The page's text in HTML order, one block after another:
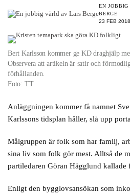
EN
BERGE
23 FEB
Bert Karlsson kommer ge KD draghjälp
Observera att artikeln är satir och
förhållanden.
Foto: TT
Anläggningen kommer få namnet
Karlssons tidsplan håller, slå upp
Målgruppen är folk som har familj,
sina liv som folk gör mest. Alltså de
partiledaren Göran Hägglund
Enligt den bygglovsansökan som